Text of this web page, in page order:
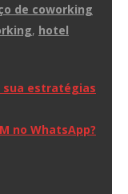
de coworking
, hotel
sua estratégias
no WhatsApp?